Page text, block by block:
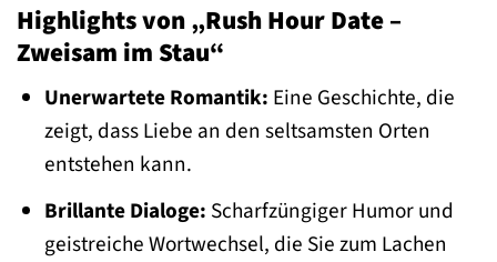
Highlights von „Rush Hour Date –
Zweisam im Stau“
Unerwartete Romantik: Eine Geschichte, die
zeigt, dass Liebe an den seltsamsten Orten
entstehen kann.
Brillante Dialoge: Scharfzüngiger Humor und
geistreiche Wortwechsel, die Sie zum Lachen